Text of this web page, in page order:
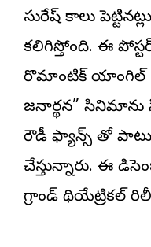
సురేష్ కాలు
కలిగిస్తోంది. ఈ
రొమాంటిక్ యాంగిల్ ను
జనార్థన” సినిమాను
రౌడీ ఫ్యాన్స్ తో
చేస్తున్నారు. ఈ
గ్రాండ్ థియేట్రికల్